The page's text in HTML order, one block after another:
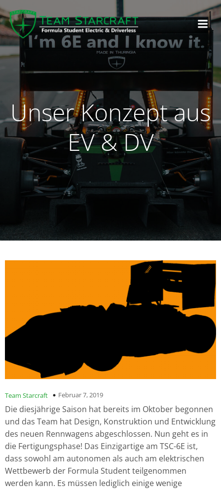
Unser Konzept aus
EV & DV
Team Starcraft Februar 7, 2019
Die diesjährige Saison hat bereits im Oktober begonnen
und das Team hat Design, Konstruktion und Entwicklung
des neuen Rennwagens abgeschlossen. Nun geht es in
die Fertigungsphase! Das Einzigartige am TSC-6E ist,
dass sowohl am autonomen als auch am elektrischen
Wettbewerb der Formula Student teilgenommen
werden kann. Es müssen lediglich einige wenige